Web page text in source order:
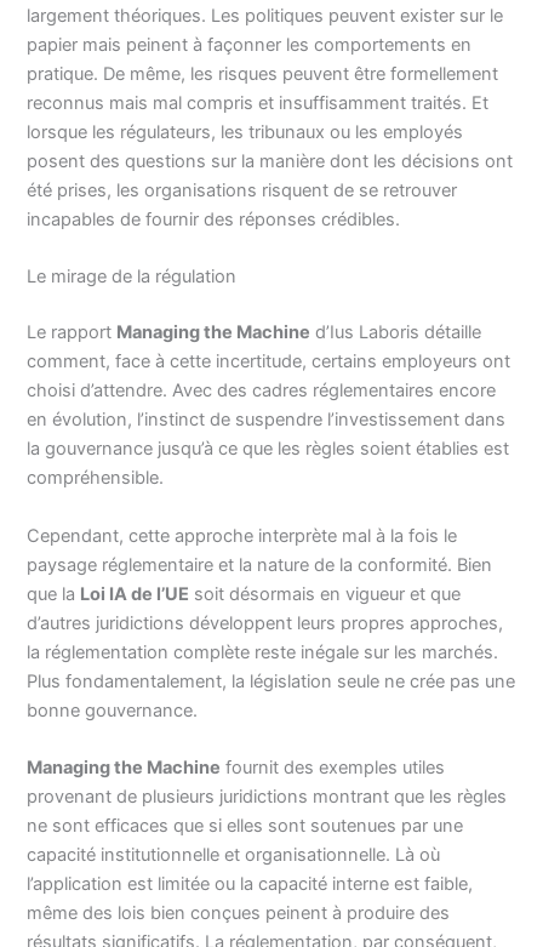
largement théoriques. Les politiques peuvent exister sur le
papier mais peinent à façonner les comportements en
pratique. De même, les risques peuvent être formellement
reconnus mais mal compris et insuffisamment traités. Et
lorsque les régulateurs, les tribunaux ou les employés
posent des questions sur la manière dont les décisions ont
été prises, les organisations risquent de se retrouver
incapables de fournir des réponses crédibles.
Le mirage de la régulation
Le rapport Managing the Machine d’Ius Laboris détaille
comment, face à cette incertitude, certains employeurs ont
choisi d’attendre. Avec des cadres réglementaires encore
en évolution, l’instinct de suspendre l’investissement dans
la gouvernance jusqu’à ce que les règles soient établies est
compréhensible.
Cependant, cette approche interprète mal à la fois le
paysage réglementaire et la nature de la conformité. Bien
que la Loi IA de l’UE soit désormais en vigueur et que
d’autres juridictions développent leurs propres approches,
la réglementation complète reste inégale sur les marchés.
Plus fondamentalement, la législation seule ne crée pas une
bonne gouvernance.
Managing the Machine fournit des exemples utiles
provenant de plusieurs juridictions montrant que les règles
ne sont efficaces que si elles sont soutenues par une
capacité institutionnelle et organisationnelle. Là où
l’application est limitée ou la capacité interne est faible,
même des lois bien conçues peinent à produire des
résultats significatifs. La réglementation, par conséquent,